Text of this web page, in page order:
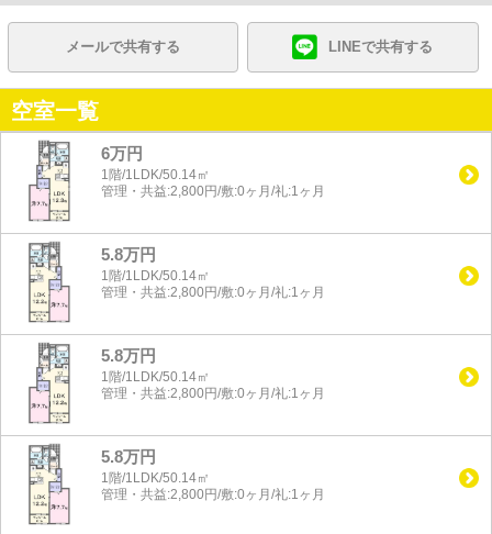
メールで共有する LINEで共有する
空室一覧
6万円
1階/1LDK/50.14㎡
管理・共益:2,800円/敷:0ヶ月/礼:1ヶ月
5.8万円
1階/1LDK/50.14㎡
管理・共益:2,800円/敷:0ヶ月/礼:1ヶ月
5.8万円
1階/1LDK/50.14㎡
管理・共益:2,800円/敷:0ヶ月/礼:1ヶ月
5.8万円
1階/1LDK/50.14㎡
管理・共益:2,800円/敷:0ヶ月/礼:1ヶ月